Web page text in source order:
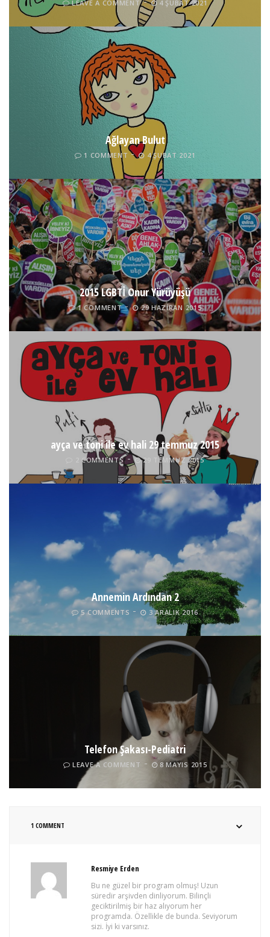
LEAVE A COMMENT 4 ŞUBAT 2021
Ağlayan Bulut
1 COMMENT 4 ŞUBAT 2021
2015 LGBTİ Onur Yürüyüşü
1 COMMENT 29 HAZIRAN 2015
ayça ve toni ile ev hali 29 temmuz 2015
2 COMMENTS 29 TEMMUZ 2015
Annemin Ardından 2
5 COMMENTS 3 ARALIK 2016
Telefon Şakası-Pediatri
LEAVE A COMMENT 8 MAYIS 2015
1 COMMENT
Resmiye Erden
Bu ne güzel bir program olmuş! Uzun
süredir arşivden dinliyorum. Bilinçli
geciktirilmiş bir haz alıyorum her
programda. Özellikle de bunda. Seviyorum
sizi. İyi ki varsınız.